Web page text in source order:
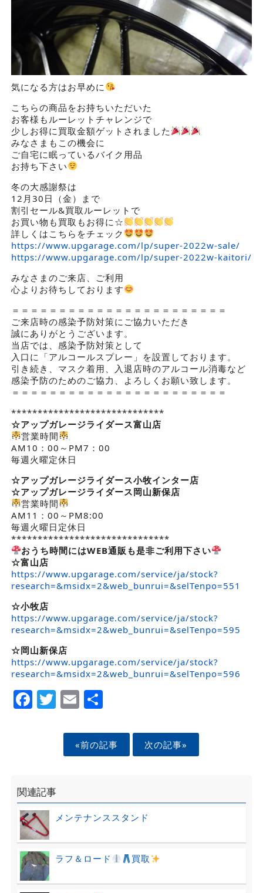
気になる方はお早めに
こちらの商品をお持ちいただいた
お客様もルーレットチャレンジで
少しお得に買取金額ゲットされました
みなさまもこの機会に
ご自宅に眠っているバイク用品
お持ち下さい
冬の大感謝祭は
12月30日（金）まで
割引セール&買取ルーレットで
お買い物も買取もお得に☆
詳しくはこちらをチェック
https://www.upgarage.com/lp/super-2022w-sale/
https://www.upgarage.com/lp/super-2022w-kaitori/
みなさまのご来店、ご利用
心よりお待ちしております
＝＝＝＝＝＝＝＝＝＝＝＝＝＝＝＝＝＝＝＝＝＝＝
ご来店時の感染予防対策にご協力いただき
誠にありがとうございます。
当店では、感染予防対策として
入口に「アルコールスプレー」を設置しております。
引き続き、マスク着用、入退店時のアルコール消毒など
感染予防のためのご協力、よろしくお願い致します。
＝＝＝＝＝＝＝＝＝＝＝＝＝＝＝＝＝＝＝＝＝＝＝
*****************************
☆アップガレージライダース富山店
営業時間
AM10：00～PM7：00
毎週火曜定休日
☆アップガレージライダース小牧インター店
☆アップガレージライダース岡山新保店
営業時間
AM11：00～PM8:00
毎週火曜日定休日
******************************
おうち時間にはWEB通販も是非ご利用下さい
☆富山店
https://www.upgarage.com/service/ja/stock?
research=&msidx=2&web_bunrui=&selTenpo=551
☆小牧店
https://www.upgarage.com/service/ja/stock?
research=&msidx=2&web_bunrui=&selTenpo=595
☆岡山新保店
https://www.upgarage.com/service/ja/stock?
research=&msidx=2&web_bunrui=&selTenpo=596
Facebook
Twitter
EmailShare
«前の記事 次の記事»
関連記事
メンテナンススタンド
ラフ＆ロード 買取